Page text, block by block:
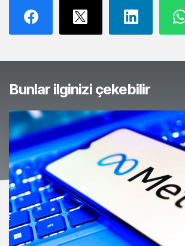
Bunlar ilginizi çekebilir